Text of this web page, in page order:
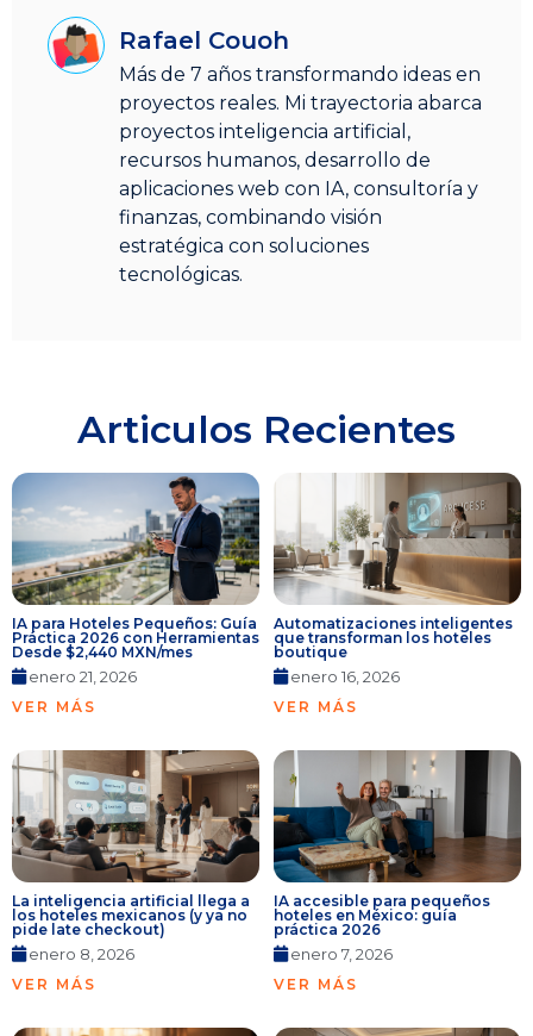
Rafael Couoh
Más de 7 años transformando ideas en
proyectos reales. Mi trayectoria abarca
proyectos inteligencia artificial,
recursos humanos, desarrollo de
aplicaciones web con IA, consultoría y
finanzas, combinando visión
estratégica con soluciones
tecnológicas.
Articulos Recientes
IA para Hoteles Pequeños: Guía
Práctica 2026 con Herramientas
Desde $2,440 MXN/mes
enero 21, 2026
VER MÁS
Automatizaciones inteligentes
que transforman los hoteles
boutique
enero 16, 2026
VER MÁS
La inteligencia artificial llega a
los hoteles mexicanos (y ya no
pide late checkout)
enero 8, 2026
VER MÁS
IA accesible para pequeños
hoteles en México: guía
práctica 2026
enero 7, 2026
VER MÁS